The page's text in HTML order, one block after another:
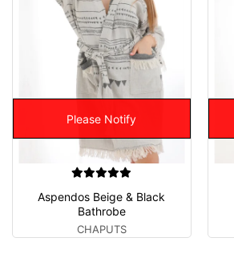
Please Notify
Aspendos Beige & Black
Bathrobe
CHAPUTS